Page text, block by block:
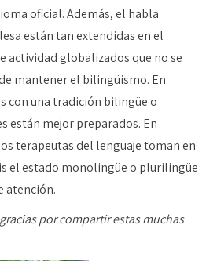
oficial. Además, el habla
están tan extendidas en el
actividad globalizados que no se
mantener el bilingüismo. En
con una tradición bilingüe o
están mejor preparados. En
terapeutas del lenguaje toman en
el estado monolingüe o plurilingüe
atención.
por compartir estas muchas